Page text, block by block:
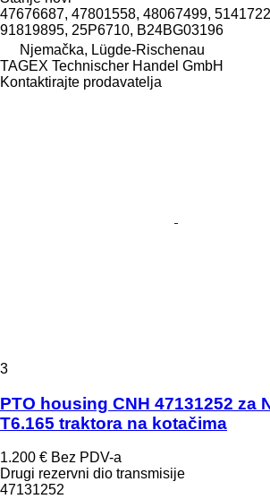
47676687, 47801558, 48067499,
91819895, 25P6710, B24BG03196
Njemačka, Lügde-Rischenau
TAGEX Technischer Handel GmbH
Kontaktirajte prodavatelja
3
PTO housing CNH 47131252 za
T6.165 traktora na kotačima
1.200 € Bez PDV-a
Drugi rezervni dio transmisije
47131252